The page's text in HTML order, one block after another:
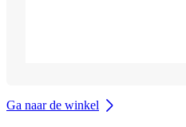
Ga naar de winkel